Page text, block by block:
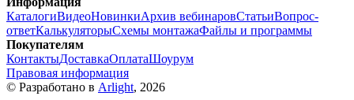
КаталогиВидеоНовинкиАрхив вебинаровСтатьиВопрос-
ответКалькуляторыСхемы монтажаФайлы и программы
Покупателям
КонтактыДоставкаОплатаШоурум
Правовая информация
© Разработано в Arlight, 2026